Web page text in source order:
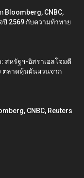
Bloomberg, CNBC,
ปี 2569 กับความท้าทาย
สหรัฐฯ-อิสราเอลโจมตี
ตลาดหุ้นผันผวนจาก
CNBC, Reuters